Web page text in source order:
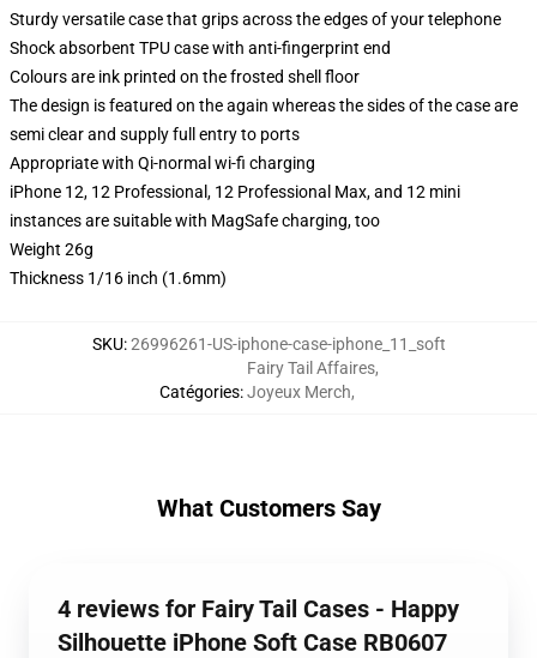
Sturdy versatile case that grips across the edges of your telephone
Shock absorbent TPU case with anti-fingerprint end
Colours are ink printed on the frosted shell floor
The design is featured on the again whereas the sides of the case are
semi clear and supply full entry to ports
Appropriate with Qi-normal wi-fi charging
iPhone 12, 12 Professional, 12 Professional Max, and 12 mini
instances are suitable with MagSafe charging, too
Weight 26g
Thickness 1/16 inch (1.6mm)
SKU:26996261-US-iphone-case-iphone_11_soft
Catégories:
Fairy Tail Affaires,
Joyeux Merch,
What Customers Say
4 reviews for Fairy Tail Cases - Happy
Silhouette iPhone Soft Case RB0607